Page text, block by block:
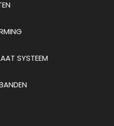
SYSTEEM